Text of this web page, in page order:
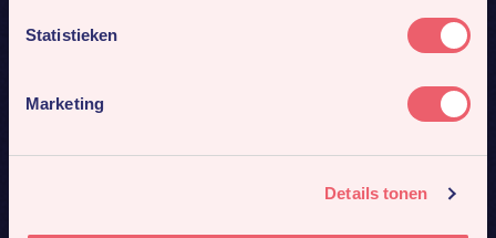
Statistieken
Marketing
Details tonen